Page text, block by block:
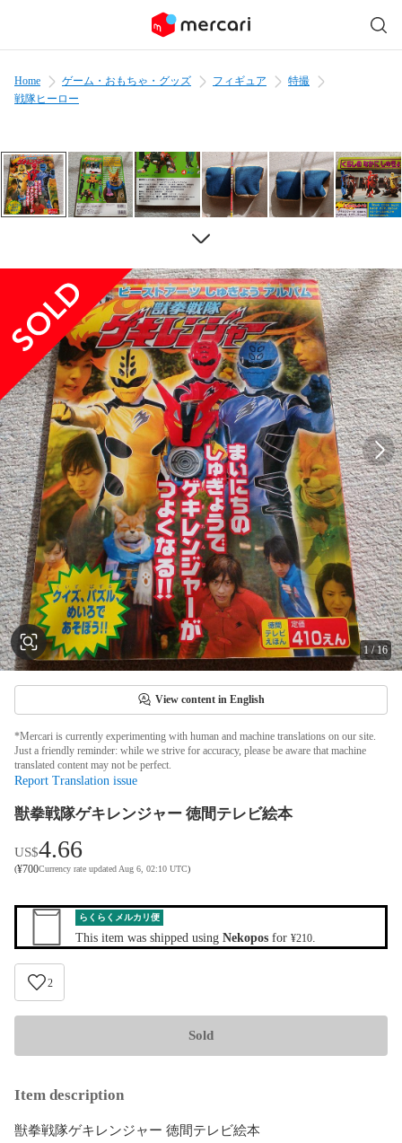
Home ゲーム・おもちゃ・グッズ フィギュア
特撮
戦隊ヒーロー
1/16
View content in English
*Mercari is currently experimenting with human and machine translations on our site.
Just a friendly reminder: while we strive for accuracy, please be aware that machine
translated content may not be perfect.
Report Translation issue
獣拳戦隊ゲキレンジャー 徳間テレビ絵本
US$4.66
(¥700Currency rate updated Aug 6, 02:10 UTC)
らくらくメルカリ便
This item was shipped using Nekopos for ¥210
2
Sold
Item description
獣拳戦隊ゲキレンジャー 徳間テレビ絵本